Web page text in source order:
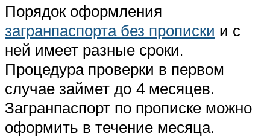
Порядок оформления
загранпаспорта без прописки и с
ней имеет разные сроки.
Процедура проверки в первом
случае займет до 4 месяцев.
Загранпаспорт по прописке можно
оформить в течение месяца.